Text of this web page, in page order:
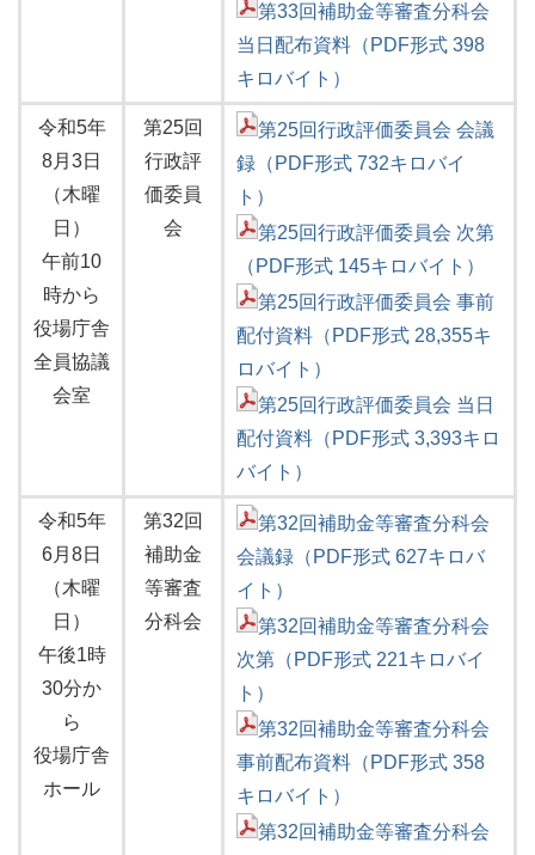
第33回補助金等審査分科会
当日配布資料（PDF形式 398
キロバイト）
令和5年
8月3日
（木曜
日）
午前10
時から
役場庁舎
全員協議
会室
第25回
行政評
価委員
会
第25回行政評価委員会 会議
録（PDF形式 732キロバイ
ト）
第25回行政評価委員会 次第
（PDF形式 145キロバイト）
第25回行政評価委員会 事前
配付資料（PDF形式 28,355キ
ロバイト）
第25回行政評価委員会 当日
配付資料（PDF形式 3,393キロ
バイト）
令和5年
6月8日
（木曜
日）
午後1時
30分か
ら
役場庁舎
ホール
第32回
補助金
等審査
分科会
第32回補助金等審査分科会
会議録（PDF形式 627キロバ
イト）
第32回補助金等審査分科会
次第（PDF形式 221キロバイ
ト）
第32回補助金等審査分科会
事前配布資料（PDF形式 358
キロバイト）
第32回補助金等審査分科会